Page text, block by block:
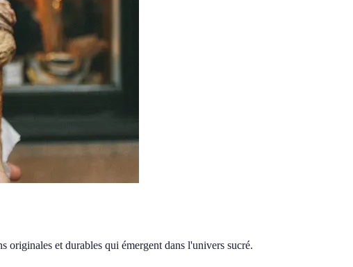
originales et durables qui émergent dans l'univers sucré.